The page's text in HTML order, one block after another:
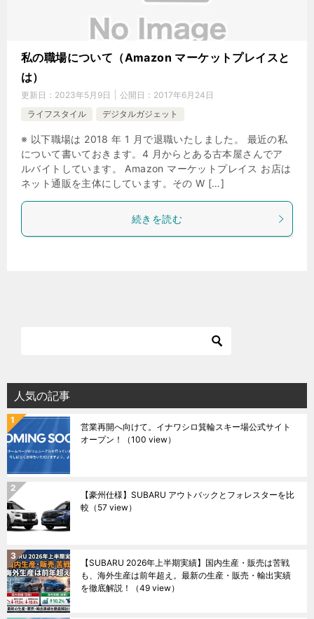
私の職場について（Amazon マーケットプレイスと
は）
更新日： 2023年5月9日 公開日： 2017年6月24日
ライフスタイル
デジタルガジェット
※ 以下職場は 2018 年 1 月で退職いたしました。 最近の私
について書いておきます。4 月からとある古本屋さんでア
ルバイトしています。 Amazon マーケットプレイス お店は
ネット通販を主体にしています。その W […]
続きを読む
人気の記事
営業再開へ向けて。イナワシロ箕輪スキー場公式サイト
オープン！
（100 view）
【豪州仕様】SUBARU アウトバックとフォレスターを比
較 （57 view）
【SUBARU 2026年上半期実績】国内生産・販売は苦戦
も、海外生産は前年超え。最新の生産・販売・輸出実績
を徹底解説！
（49 view）